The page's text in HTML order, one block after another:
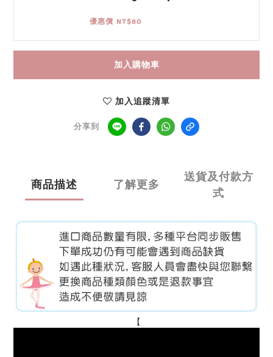
優惠價 NT$80
加入購物車
加入追蹤清單
分享到
商品描述 了解更多
送貨及付款方
式
【